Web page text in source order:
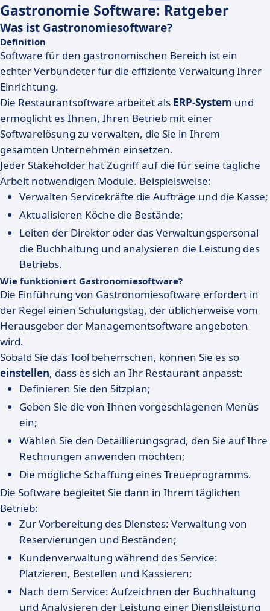
Gastronomie Software: Ratgeber
Was ist Gastronomiesoftware?
Definition
Software für den gastronomischen Bereich ist ein
echter Verbündeter für die effiziente Verwaltung Ihrer
Einrichtung.
Die Restaurantsoftware arbeitet als ERP-System und
ermöglicht es Ihnen, Ihren Betrieb mit einer
Softwarelösung zu verwalten, die Sie in Ihrem
gesamten Unternehmen einsetzen.
Jeder Stakeholder hat Zugriff auf die für seine tägliche
Arbeit notwendigen Module. Beispielsweise:
Verwalten Servicekräfte die Aufträge und die Kasse;
Aktualisieren Köche die Bestände;
Leiten der Direktor oder das Verwaltungspersonal
die Buchhaltung und analysieren die Leistung des
Betriebs.
Wie funktioniert Gastronomiesoftware?
Die Einführung von Gastronomiesoftware erfordert in
der Regel einen Schulungstag, der üblicherweise vom
Herausgeber der Managementsoftware angeboten
wird.
Sobald Sie das Tool beherrschen, können Sie es so
einstellen, dass es sich an Ihr Restaurant anpasst:
Definieren Sie den Sitzplan;
Geben Sie die von Ihnen vorgeschlagenen Menüs
ein;
Wählen Sie den Detaillierungsgrad, den Sie auf Ihre
Rechnungen anwenden möchten;
Die mögliche Schaffung eines Treueprogramms.
Die Software begleitet Sie dann in Ihrem täglichen
Betrieb:
Zur Vorbereitung des Dienstes: Verwaltung von
Reservierungen und Beständen;
Kundenverwaltung während des Service:
Platzieren, Bestellen und Kassieren;
Nach dem Service: Aufzeichnen der Buchhaltung
und Analysieren der Leistung einer Dienstleistung